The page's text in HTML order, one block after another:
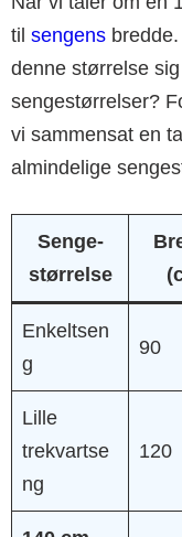
til sengens
denne størrelse
sengestørrelser?
vi sammensat en
almindelige
Senge-
størrelse
Enkeltsen
g
90
Lille
trekvartse
ng
120